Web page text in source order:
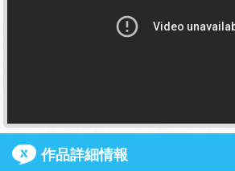
作品詳細情報